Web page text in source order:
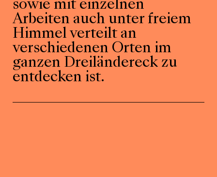
sowie mit einzelnen
Arbeiten auch unter freiem
Himmel verteilt an
verschiedenen Orten im
ganzen Dreiländereck zu
entdecken ist.